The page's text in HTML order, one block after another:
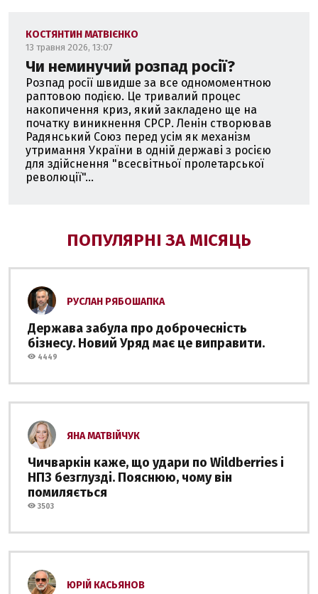
КОСТЯНТИН МАТВІЄНКО
13 травня 2026, 13:07
Чи неминучий розпад росії?
Розпад росії швидше за все одномоментною
раптовою подією. Це тривалий процес
накопичення криз, який закладено ще на
початку виникнення СРСР. Ленін створював
Радянський Союз перед усім як механізм
утримання України в одній державі з росією
для здійснення "всесвітньої пролетарської
революції"...
ПОПУЛЯРНІ ЗА МІСЯЦЬ
РУСЛАН РЯБОШАПКА
Держава забула про доброчесність
бізнесу. Новий Уряд має це виправити.
4449
ЯНА МАТВІЙЧУК
Чичваркін каже, що удари по Wildberries і
НПЗ безглузді. Пояснюю, чому він
помиляється
3503
ЮРІЙ КАСЬЯНОВ